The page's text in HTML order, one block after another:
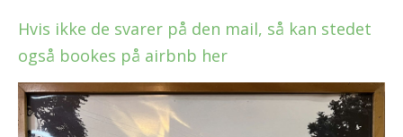
Hvis ikke de svarer på den mail, så kan stedet
også bookes på airbnb her